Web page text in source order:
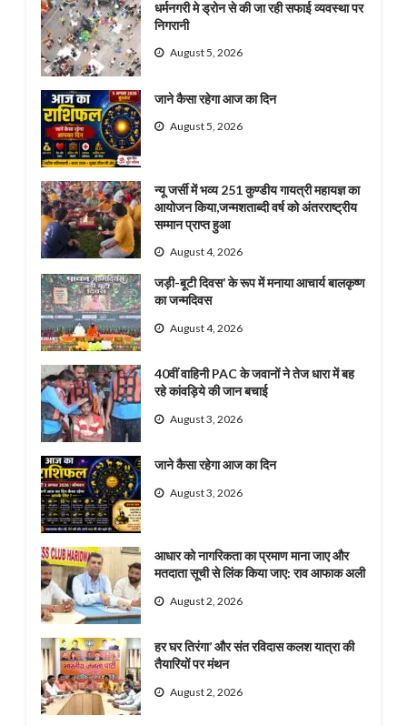
धर्मनगरी मे ड्रोन से की जा रही सफाई व्यवस्था पर
निगरानी
August 5, 2026
जाने कैसा रहेगा आज का दिन
August 5, 2026
न्यू जर्सी में भव्य 251 कुण्डीय गायत्री महायज्ञ का
आयोजन किया,जन्मशताब्दी वर्ष को अंतरराष्ट्रीय
सम्मान प्राप्त हुआ
August 4, 2026
जड़ी-बूटी दिवस’ के रूप में मनाया आचार्य बालकृष्ण
का जन्मदिवस
August 4, 2026
40वीं वाहिनी PAC के जवानों ने तेज धारा में बह
रहे कांवड़िये की जान बचाई
August 3, 2026
जाने कैसा रहेगा आज का दिन
August 3, 2026
आधार को नागरिकता का प्रमाण माना जाए और
मतदाता सूची से लिंक किया जाए: राव आफाक अली
August 2, 2026
हर घर तिरंगा’ और संत रविदास कलश यात्रा की
तैयारियों पर मंथन
August 2, 2026